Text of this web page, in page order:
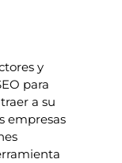
y
para
a su
empresas